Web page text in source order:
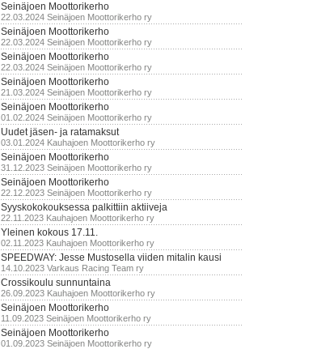
Seinäjoen Moottorikerho
22.03.2024 Seinäjoen Moottorikerho ry
Seinäjoen Moottorikerho
22.03.2024 Seinäjoen Moottorikerho ry
Seinäjoen Moottorikerho
22.03.2024 Seinäjoen Moottorikerho ry
Seinäjoen Moottorikerho
21.03.2024 Seinäjoen Moottorikerho ry
Seinäjoen Moottorikerho
01.02.2024 Seinäjoen Moottorikerho ry
Uudet jäsen- ja ratamaksut
03.01.2024 Kauhajoen Moottorikerho ry
Seinäjoen Moottorikerho
31.12.2023 Seinäjoen Moottorikerho ry
Seinäjoen Moottorikerho
22.12.2023 Seinäjoen Moottorikerho ry
Syyskokokouksessa palkittiin aktiiveja
22.11.2023 Kauhajoen Moottorikerho ry
Yleinen kokous 17.11.
02.11.2023 Kauhajoen Moottorikerho ry
SPEEDWAY: Jesse Mustosella viiden mitalin kausi
14.10.2023 Varkaus Racing Team ry
Crossikoulu sunnuntaina
26.09.2023 Kauhajoen Moottorikerho ry
Seinäjoen Moottorikerho
11.09.2023 Seinäjoen Moottorikerho ry
Seinäjoen Moottorikerho
01.09.2023 Seinäjoen Moottorikerho ry